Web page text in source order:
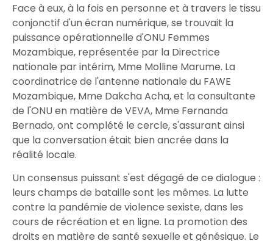
Face à eux, à la fois en personne et à travers le tissu
conjonctif d'un écran numérique, se trouvait la
puissance opérationnelle d'ONU Femmes
Mozambique, représentée par la Directrice
nationale par intérim, Mme Molline Marume. La
coordinatrice de l'antenne nationale du FAWE
Mozambique, Mme Dakcha Acha, et la consultante
de l'ONU en matière de VEVA, Mme Fernanda
Bernado, ont complété le cercle, s'assurant ainsi
que la conversation était bien ancrée dans la
réalité locale.
Un consensus puissant s'est dégagé de ce dialogue :
leurs champs de bataille sont les mêmes. La lutte
contre la pandémie de violence sexiste, dans les
cours de récréation et en ligne. La promotion des
droits en matière de santé sexuelle et génésique. Le